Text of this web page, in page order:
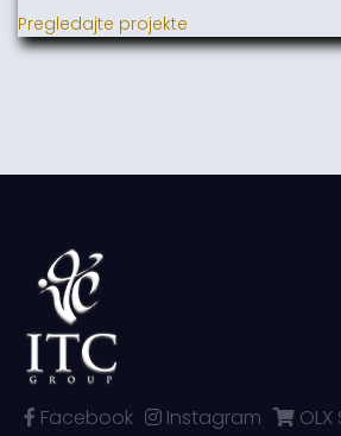
Pregledajte projekte
Facebook Instagram